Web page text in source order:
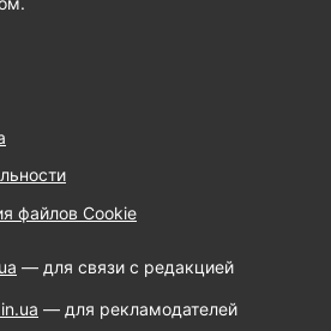
файлов Cookie
— для связи с редакцией
— для рекламодателей